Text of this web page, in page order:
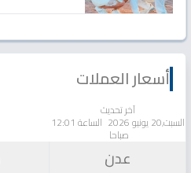
أسعار العملات
آخر تحديث
السبت,20 يونيو 2026 الساعة 12:01
صباحا
عدن